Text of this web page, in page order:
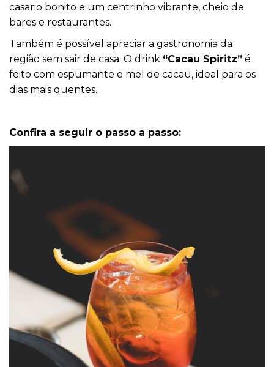
casario bonito e um centrinho vibrante, cheio de
bares e restaurantes.
Também é possível apreciar a gastronomia da
região sem sair de casa. O drink “Cacau Spiritz” é
feito com espumante e mel de cacau, ideal para os
dias mais quentes.
Confira a seguir o passo a passo: